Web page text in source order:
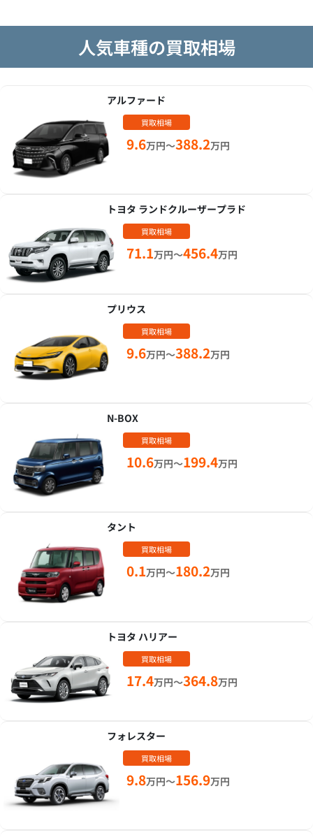
人気車種の買取相場
アルファード
買取相場
9.6万円～388.2万円
トヨタ ランドクルーザープラド
買取相場
71.1万円～456.4万円
プリウス
買取相場
9.6万円～388.2万円
N-BOX
買取相場
10.6万円～199.4万円
タント
買取相場
0.1万円～180.2万円
トヨタ ハリアー
買取相場
17.4万円～364.8万円
フォレスター
買取相場
9.8万円～156.9万円